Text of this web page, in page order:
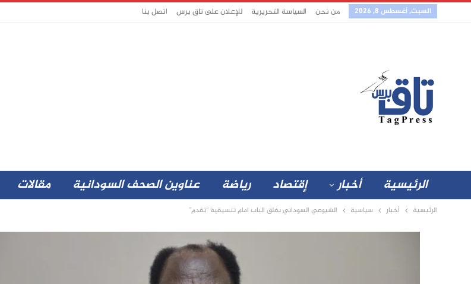
السبت, أغسطس 8, 2026 من نحن السياسة التحريرية للإعلان على تاق برس اتصل بنا
الرئيسية أخبار إقتصاد رياضة عناوين الصحف السودانية مقالات
الرئيسية أخبار سياسية الشيوعي السوداني يغلق الباب امام تنسيقية “تقدم”